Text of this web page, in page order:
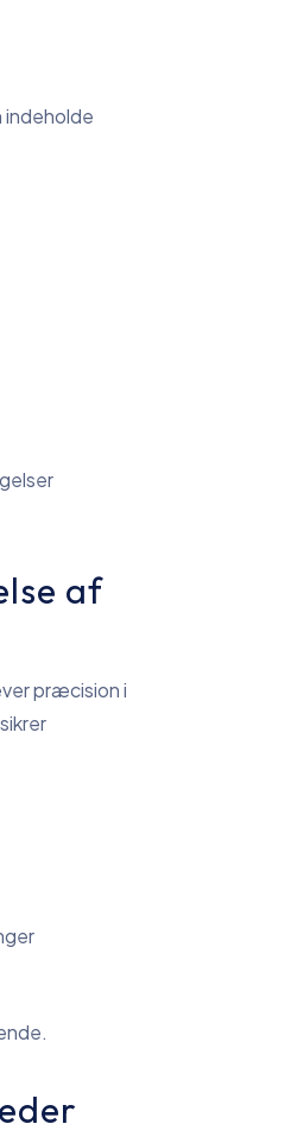
indeholde
af
præcision i